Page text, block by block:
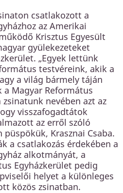
csatlakozott a
az Amerikai
Krisztus Egyesült
gyülekezeteket
„Egyek lettünk
testvéreink, akik a
a világ bármely táján
Magyar Református
zsinatunk nevében azt az
visszafogadtátok
az erről szóló
Krasznai Csaba.
a csatlakozás érdekében a
alkotmányát, a
Egyházkerület pedig
helyet a különleges
közös zsinatban.